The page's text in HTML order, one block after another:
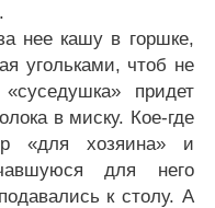
нее кашу в горшке,
угольками, чтоб не
придет
в миску. Кое-где
«для хозяина» и
для него
к столу. А